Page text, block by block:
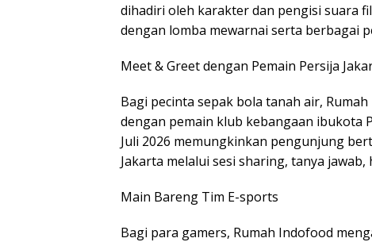
dihadiri oleh karakter dan pengisi suara
dengan lomba mewarnai serta berbagai
Meet & Greet dengan Pemain Persija
Bagi pecinta sepak bola tanah air,
dengan pemain klub kebangaan ibukota
Juli 2026 memungkinkan pengunjung
Jakarta melalui sesi sharing, tanya jawab,
Main Bareng Tim E-sports
Bagi para gamers, Rumah Indofood